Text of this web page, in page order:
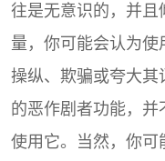
往是无意识的，并
量，你可能会认为使
操纵、欺骗或夸大
的恶作剧者功能，
使用它。当然，你